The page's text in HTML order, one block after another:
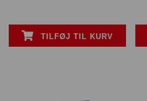
TILFØJ TIL KURV